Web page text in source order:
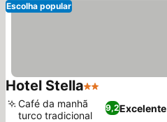
Escolha popular
Hotel Stella2 Estrelas
9,2Excelente
Café da manhã
turco tradicional